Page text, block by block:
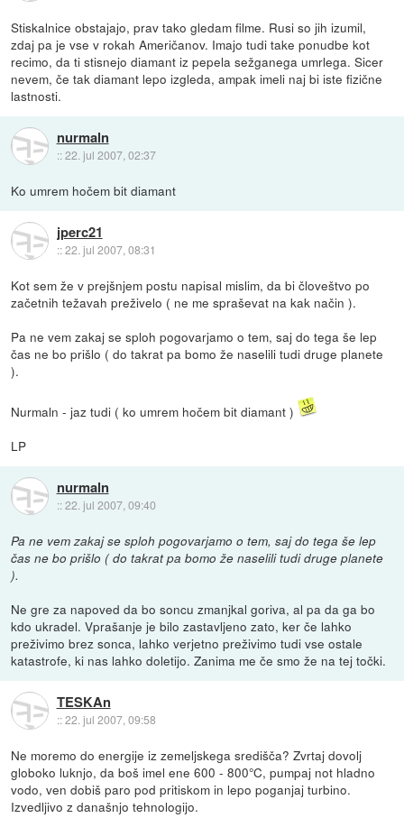
Stiskalnice obstajajo, prav tako gledam filme. Rusi so jih izumil,
zdaj pa je vse v rokah Američanov. Imajo tudi take ponudbe kot
recimo, da ti stisnejo diamant iz pepela sežganega umrlega. Sicer
nevem, če tak diamant lepo izgleda, ampak imeli naj bi iste fizične
lastnosti.
nurmaln
::22. jul 2007, 02:37
Ko umrem hočem bit diamant
jperc21
::22. jul 2007, 08:31
Kot sem že v prejšnjem postu napisal mislim, da bi človeštvo po
začetnih težavah preživelo ( ne me spraševat na kak način ).
Pa ne vem zakaj se sploh pogovarjamo o tem, saj do tega še lep
čas ne bo prišlo ( do takrat pa bomo že naselili tudi druge planete
).
Nurmaln - jaz tudi ( ko umrem hočem bit diamant )
LP
nurmaln
::22. jul 2007, 09:40
Pa ne vem zakaj se sploh pogovarjamo o tem, saj do tega še lep
čas ne bo prišlo ( do takrat pa bomo že naselili tudi druge planete
).
Ne gre za napoved da bo soncu zmanjkal goriva, al pa da ga bo
kdo ukradel. Vprašanje je bilo zastavljeno zato, ker če lahko
preživimo brez sonca, lahko verjetno preživimo tudi vse ostale
katastrofe, ki nas lahko doletijo. Zanima me če smo že na tej točki.
TESKAn
::22. jul 2007, 09:58
Ne moremo do energije iz zemeljskega središča? Zvrtaj dovolj
globoko luknjo, da boš imel ene 600 - 800°C, pumpaj not hladno
vodo, ven dobiš paro pod pritiskom in lepo poganjaj turbino.
Izvedljivo z današnjo tehnologijo.